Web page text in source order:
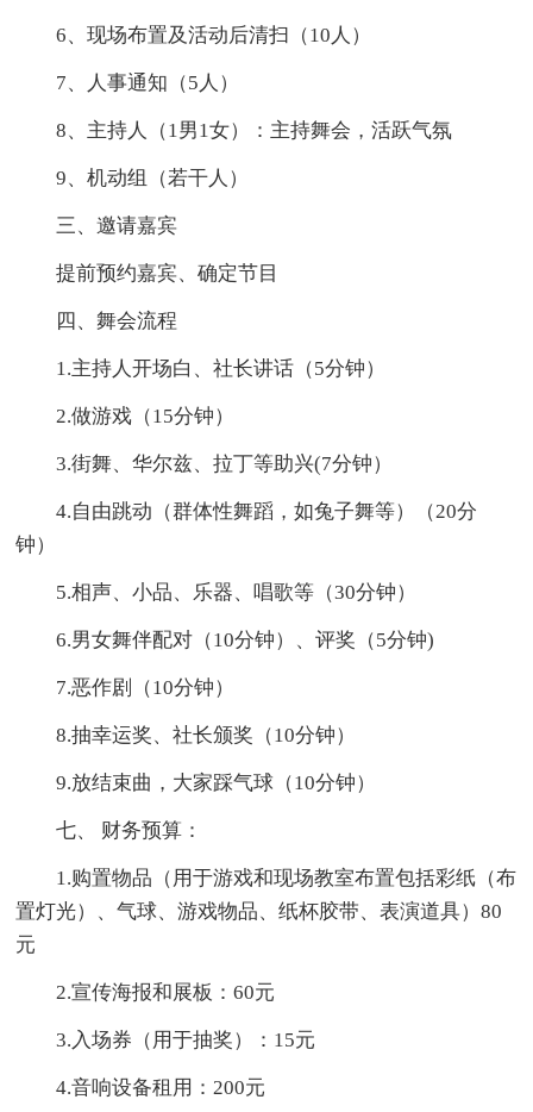
6、现场布置及活动后清扫（10人）
7、人事通知（5人）
8、主持人（1男1女）：主持舞会，活跃气氛
9、机动组（若干人）
三、邀请嘉宾
提前预约嘉宾、确定节目
四、舞会流程
1.主持人开场白、社长讲话（5分钟）
2.做游戏（15分钟）
3.街舞、华尔兹、拉丁等助兴(7分钟）
4.自由跳动（群体性舞蹈，如兔子舞等）（20分
钟）
5.相声、小品、乐器、唱歌等（30分钟）
6.男女舞伴配对（10分钟）、评奖（5分钟)
7.恶作剧（10分钟）
8.抽幸运奖、社长颁奖（10分钟）
9.放结束曲，大家踩气球（10分钟）
七、 财务预算：
1.购置物品（用于游戏和现场教室布置包括彩纸（布
置灯光）、气球、游戏物品、纸杯胶带、表演道具）80
元
2.宣传海报和展板：60元
3.入场券（用于抽奖）：15元
4.音响设备租用：200元